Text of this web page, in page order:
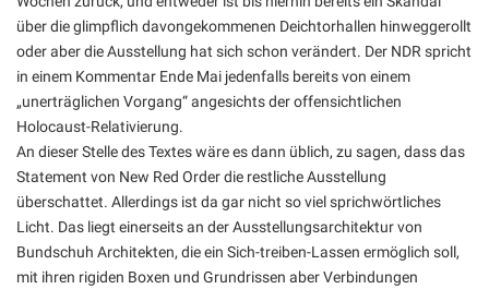
über die glimpflich davongekommenen Deichtorhallen hinweggerollt
oder aber die Ausstellung hat sich schon verändert. Der NDR spricht
in einem Kommentar Ende Mai jedenfalls bereits von einem
„unerträglichen Vorgang“ angesichts der offensichtlichen
Holocaust-Relativierung.
An dieser Stelle des Textes wäre es dann üblich, zu sagen, dass das
Statement von New Red Order die restliche Ausstellung
überschattet. Allerdings ist da gar nicht so viel sprichwörtliches
Licht. Das liegt einerseits an der Ausstellungsarchitektur von
Bundschuh Architekten, die ein Sich-treiben-Lassen ermöglich soll,
mit ihren rigiden Boxen und Grundrissen aber Verbindungen